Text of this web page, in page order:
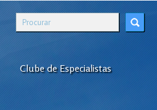
Clube de Especialistas